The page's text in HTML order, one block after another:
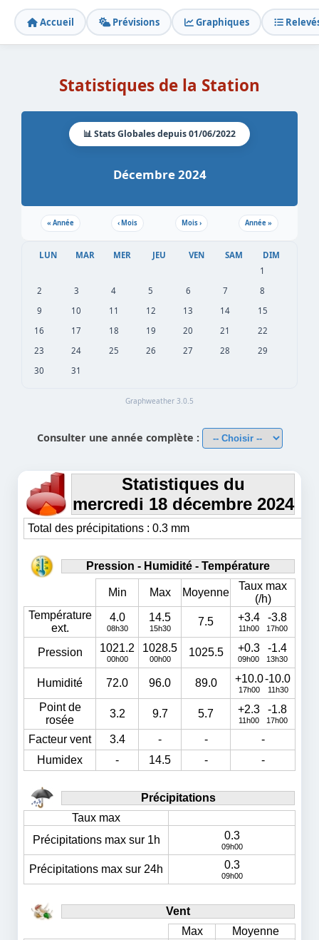
Accueil Prévisions Graphiques
Statistiques de la Station
📊 Stats Globales depuis 01/06/2022
Décembre 2024
« Année ‹Mois Mois› Année»
LUN MAR MER JEU VEN SAM
DIM
1
2
3 4 5 6 7
8
9
10 11 12 13 14
15
16
17 18 19 20 21
22
23
24 25 26 27 28
29
30
31
Graphweather 3.0.5
Consulter une année complète :